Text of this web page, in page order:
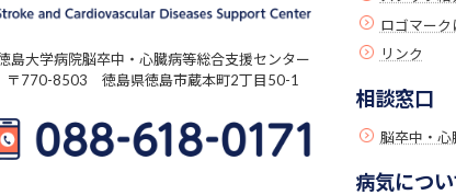
島大学病院脳卒中・心臓病等総合支援センター
〒770-8503 徳島県徳島市蔵本町2丁目50-1
ロゴマーク
リンク
相談窓口
脳卒中・心
病気につ